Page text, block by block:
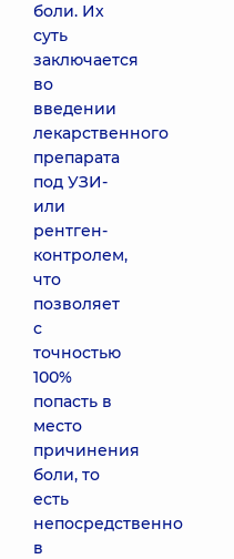
боли. Их
суть
заключается
во
введении
лекарственного
препарата
под УЗИ-
или
рентген-
контролем,
что
позволяет
с
точностью
100%
попасть в
место
причинения
боли, то
есть
непосредственно
в